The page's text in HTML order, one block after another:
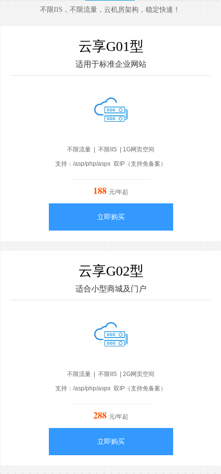
云享G01型
适用于标准企业网站
不限流量 | 不限IIS | 1G网页空间
支持：/asp/php/aspx 双IP（支持免备案）
188 元/年起
立即购买
云享G02型
适合小型商城及门户
不限流量 | 不限IIS | 2G网页空间
支持：/asp/php/aspx 双IP（支持免备案）
288 元/年起
立即购买
不限IIS，不限流量，云机房架构，稳定快速！